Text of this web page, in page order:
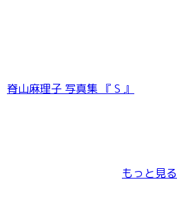
脊山麻理子 写真集 『 S 』
もっと見る